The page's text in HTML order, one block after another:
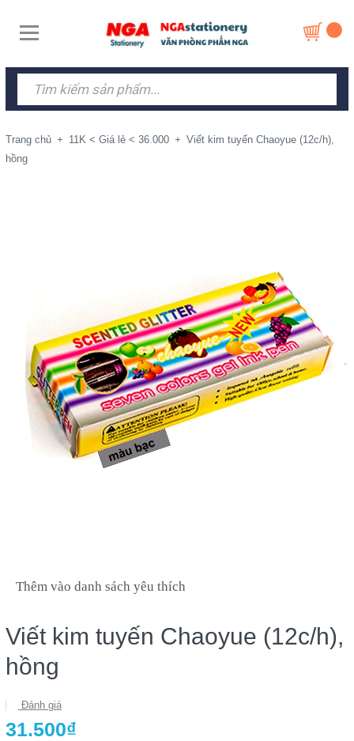
Trang chủ + 11K < Giá lẻ < 36.000 + Viết kim tuyến Chaoyue (12c/h),
hồng
Thêm vào danh sách yêu thích
Viết kim tuyến Chaoyue (12c/h),
hồng
Đánh giá
31.500₫